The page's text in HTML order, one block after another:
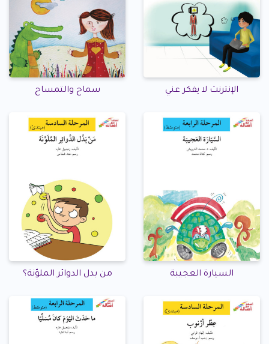
الإنترنت لا يفكر عني سماح والتمساح
السيارة العجيبة من بدل الدوائر الملوّنة؟